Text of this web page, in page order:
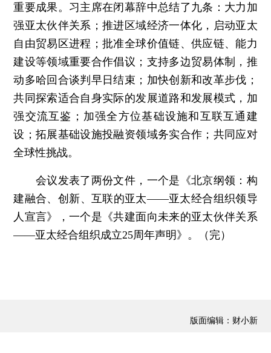
重要成果。习主席在闭幕辞中总结了九条：大力加
强亚太伙伴关系；推进区域经济一体化，启动亚太
自由贸易区进程；批准全球价值链、供应链、能力
建设等领域重要合作倡议；支持多边贸易体制，推
动多哈回合谈判早日结束；加快创新和改革步伐；
共同探索适合自身实际的发展道路和发展模式，加
强交流互鉴；加强全方位基础设施和互联互通建
设；拓展基础设施投融资领域务实合作；共同应对
全球性挑战。
会议发表了两份文件，一个是《北京纲领：构
建融合、创新、互联的亚太——亚太经合组织领导
人宣言》，一个是《共建面向未来的亚太伙伴关系
——亚太经合组织成立25周年声明》。（完）
版面编辑：财小新